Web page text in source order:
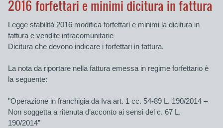
2016 forfettari e minimi dicitura in fattura
Legge stabilità 2016 modifica forfettari e minimi la dicitura in
fattura e vendite intracomunitarie
Dicitura che devono indicare i forfettari in fattura.
La nota da riportare nella fattura emessa in regime forfettario è
la seguente:
"Operazione in franchigia da Iva art. 1 cc. 54-89 L. 190/2014 –
Non soggetta a ritenuta d’acconto ai sensi del c. 67 L.
190/2014”